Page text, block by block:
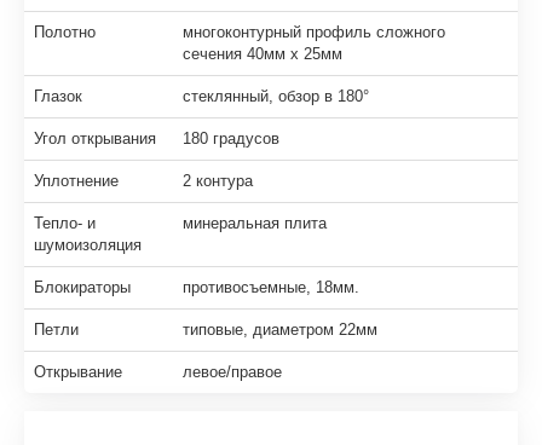
Полотно
многоконтурный профиль сложного
сечения 40мм х 25мм
Глазок стеклянный, обзор в 180°
Угол открывания 180 градусов
Уплотнение 2 контура
Тепло- и
шумоизоляция
минеральная плита
Блокираторы противосъемные, 18мм.
Петли типовые, диаметром 22мм
Открывание левое/правое